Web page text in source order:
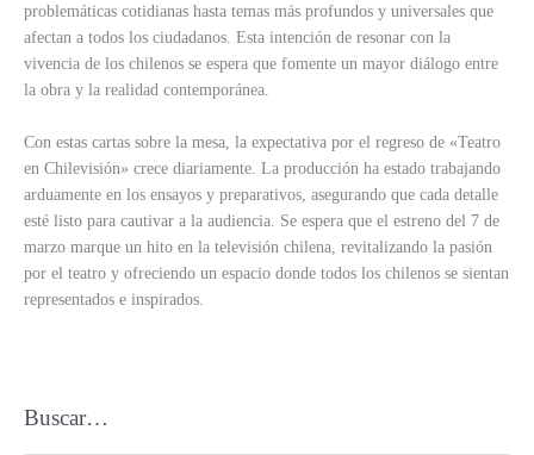
problemáticas cotidianas hasta temas más profundos y universales que
afectan a todos los ciudadanos. Esta intención de resonar con la
vivencia de los chilenos se espera que fomente un mayor diálogo entre
la obra y la realidad contemporánea.
Con estas cartas sobre la mesa, la expectativa por el regreso de «Teatro
en Chilevisión» crece diariamente. La producción ha estado trabajando
arduamente en los ensayos y preparativos, asegurando que cada detalle
esté listo para cautivar a la audiencia. Se espera que el estreno del 7 de
marzo marque un hito en la televisión chilena, revitalizando la pasión
por el teatro y ofreciendo un espacio donde todos los chilenos se sientan
representados e inspirados.
Buscar…